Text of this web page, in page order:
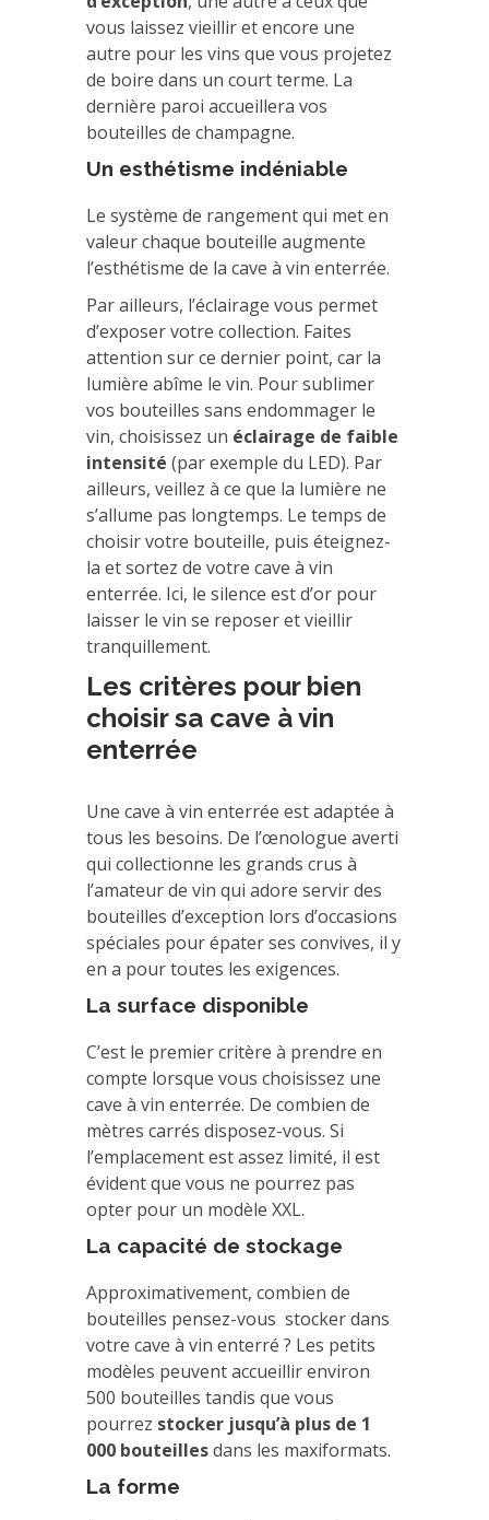
vous laissez vieillir et encore une
autre pour les vins que vous projetez
de boire dans un court terme. La
dernière paroi accueillera vos
bouteilles de champagne.
Un esthétisme indéniable
Le système de rangement qui met en
valeur chaque bouteille augmente
l’esthétisme de la cave à vin enterrée.
Par ailleurs, l’éclairage vous permet
d’exposer votre collection. Faites
attention sur ce dernier point, car la
lumière abîme le vin. Pour sublimer
vos bouteilles sans endommager le
vin, choisissez un éclairage de faible
intensité (par exemple du LED). Par
ailleurs, veillez à ce que la lumière ne
s’allume pas longtemps. Le temps de
choisir votre bouteille, puis éteignez-
la et sortez de votre cave à vin
enterrée. Ici, le silence est d’or pour
laisser le vin se reposer et vieillir
tranquillement.
Les critères pour bien
choisir sa cave à vin
enterrée
Une cave à vin enterrée est adaptée à
tous les besoins. De l’œnologue averti
qui collectionne les grands crus à
l’amateur de vin qui adore servir des
bouteilles d’exception lors d’occasions
spéciales pour épater ses convives, il y
en a pour toutes les exigences.
La surface disponible
C’est le premier critère à prendre en
compte lorsque vous choisissez une
cave à vin enterrée. De combien de
mètres carrés disposez-vous. Si
l’emplacement est assez limité, il est
évident que vous ne pourrez pas
opter pour un modèle XXL.
La capacité de stockage
Approximativement, combien de
bouteilles pensez-vous stocker dans
votre cave à vin enterré ? Les petits
modèles peuvent accueillir environ
500 bouteilles tandis que vous
pourrez stocker jusqu’à plus de 1
000 bouteillesdans les maxiformats.
La forme